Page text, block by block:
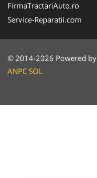
FirmaTractariAuto.ro
Service-Reparatii.com
© 2014-2026 Powered by
ANPC SOL